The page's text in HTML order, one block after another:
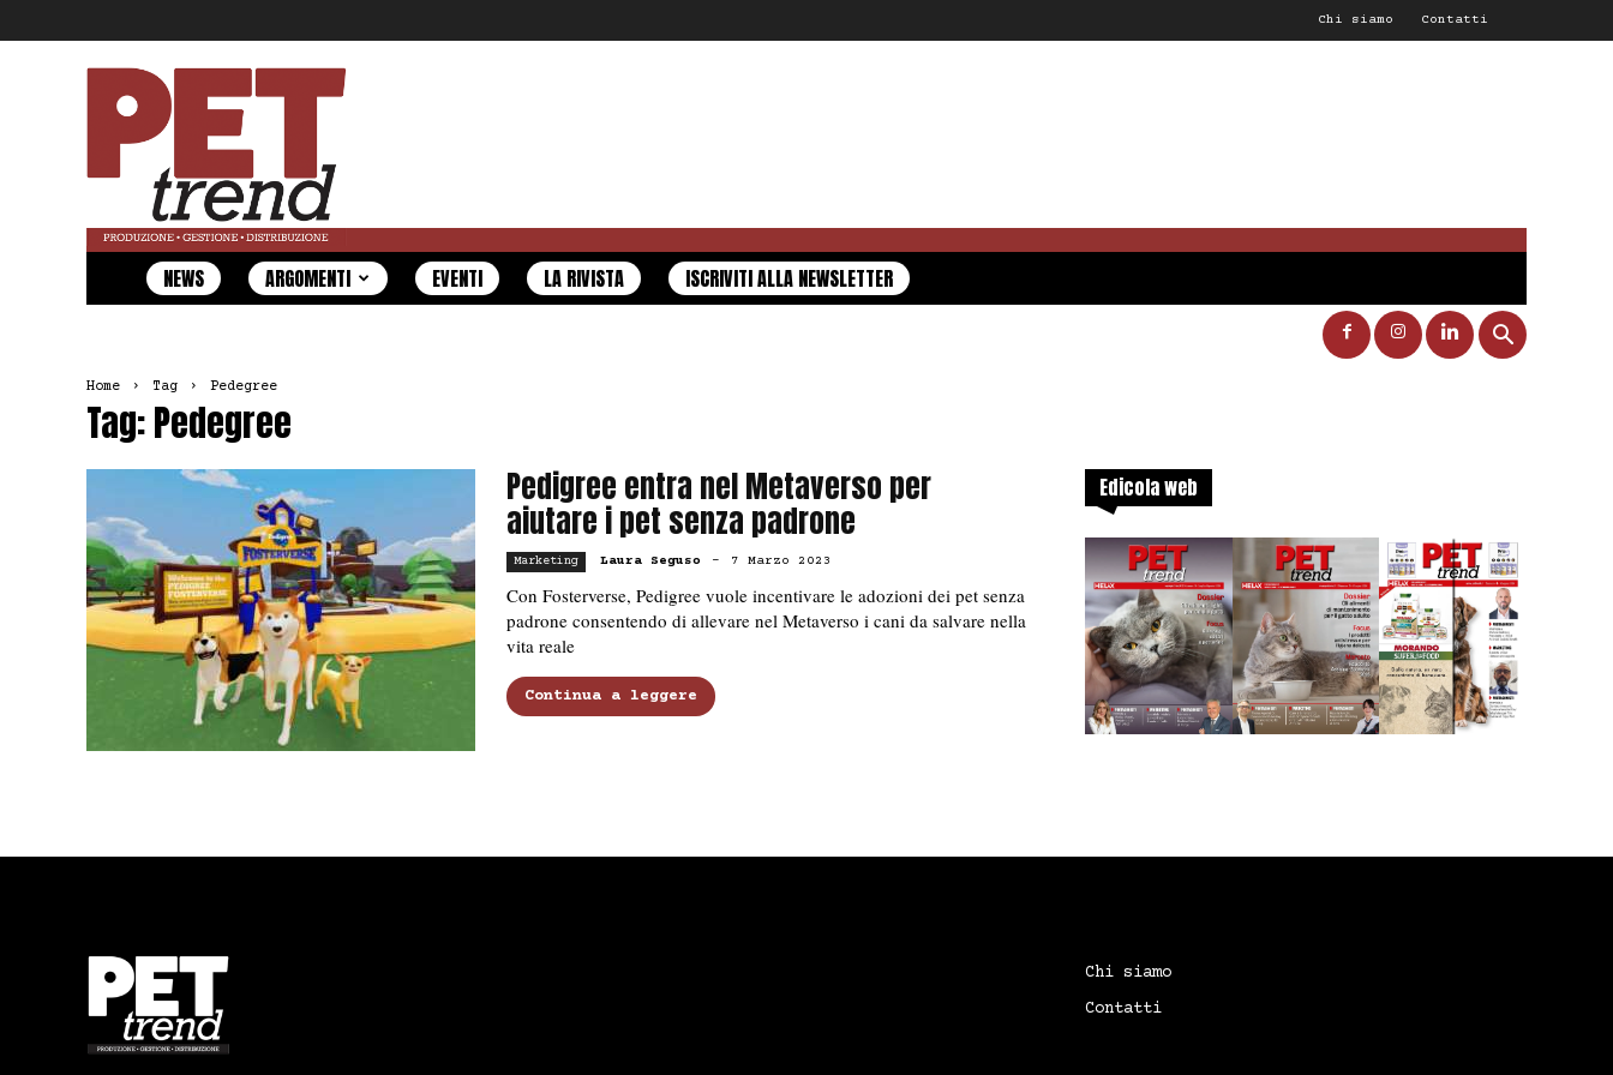
Chi siamo Contatti
Pet
Trend
NEWS ARGOMENTI EVENTI LA RIVISTA ISCRIVITI ALLA NEWSLETTER
Home Tag Pedegree
Tag: Pedegree
Pedigree entra nel Metaverso per
aiutare i pet senza padrone
Marketing Laura Seguso - 7 Marzo 2023
Con Fosterverse, Pedigree vuole incentivare le adozioni dei pet senza
padrone consentendo di allevare nel Metaverso i cani da salvare nella
vita reale
Continua a leggere
Edicola web
Chi siamo
Contatti